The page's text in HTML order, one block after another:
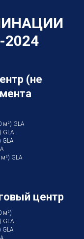
2024
(не
м²) GLA
GLA
GLA
GLA
центр
м²)
GLA
GLA